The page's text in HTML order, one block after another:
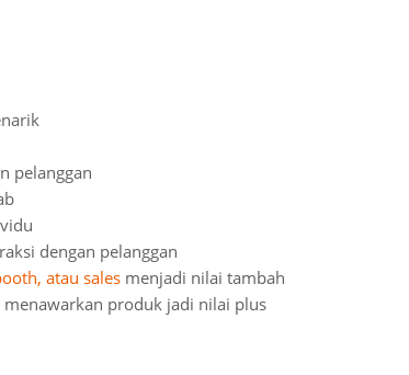
pelanggan
dengan pelanggan
atau sales menjadi nilai tambah
produk jadi nilai plus